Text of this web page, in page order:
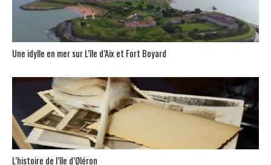
Une idylle en mer sur L’île d’Aix et Fort Boyard
L’histoire de l’île d’Øléron